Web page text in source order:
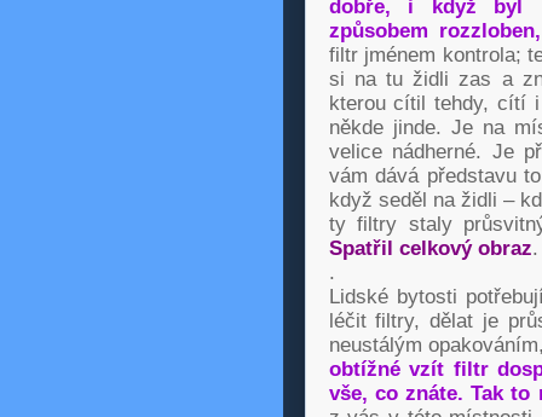
dobře, i když byl
způsobem
filtr jménem kontrola;
si na tu židli zas a
kterou cítil tehdy, cítí
někde jinde. Je na
velice nádherné. Je
vám dává představu
když seděl na židli –
ty filtry staly
Spatřil celkový obraz.
.
Lidské bytosti
léčit filtry, dělat je
neustálým
obtížné vzít filtr
vše, co znáte. Tak to